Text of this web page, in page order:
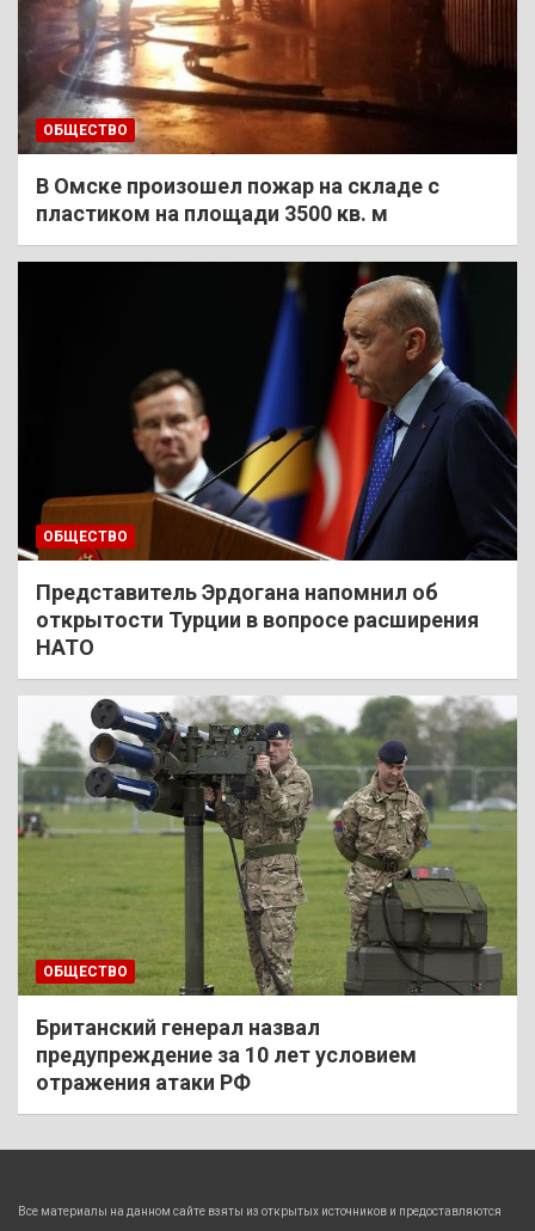
ОБЩЕСТВО
В Омске произошел пожар на складе с
пластиком на площади 3500 кв. м
ОБЩЕСТВО
Представитель Эрдогана напомнил об
открытости Турции в вопросе расширения
НАТО
ОБЩЕСТВО
Британский генерал назвал
предупреждение за 10 лет условием
отражения атаки РФ
Все материалы на данном сайте взяты из открытых источников и предоставляются